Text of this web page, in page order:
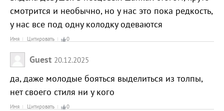
смотрится и необычно, но у нас это пока редкость,
у нас все под одну колодку одеваются
Имя Цитировать 0
Guest 20.12.2025
да, даже молодые бояться выделиться из толпы,
нет своего стиля ни у кого
Имя Цитировать 0